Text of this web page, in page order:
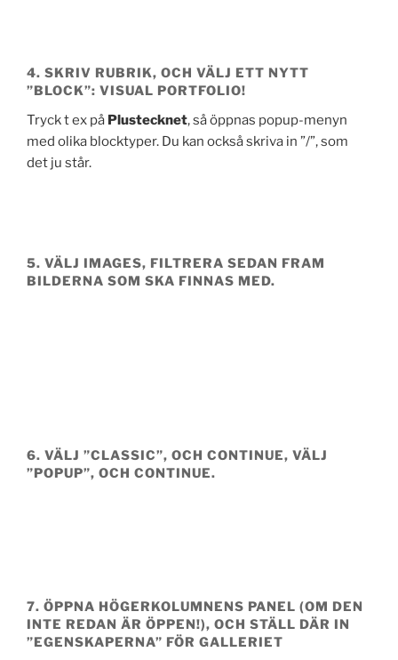
4. SKRIV RUBRIK, OCH VÄLJ ETT NYTT
”BLOCK”: VISUAL PORTFOLIO!
Tryck t ex på Plustecknet, så öppnas popup-menyn
med olika blocktyper. Du kan också skriva in ”/”, som
det ju står.
5. VÄLJ IMAGES, FILTRERA SEDAN FRAM
BILDERNA SOM SKA FINNAS MED.
6. VÄLJ ”CLASSIC”, OCH CONTINUE, VÄLJ
”POPUP”, OCH CONTINUE.
7. ÖPPNA HÖGERKOLUMNENS PANEL (OM DEN
INTE REDAN ÄR ÖPPEN!), OCH STÄLL DÄR IN
”EGENSKAPERNA” FÖR GALLERIET